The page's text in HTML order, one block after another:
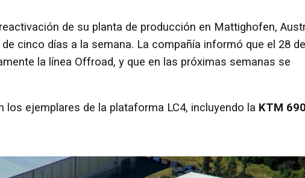
de su planta de producción en Mattighofen,
cinco días a la semana. La compañía informó que el 28 de
la línea Offroad, y que en las próximas semanas se
los ejemplares de la plataforma LC4, incluyendo la KTM